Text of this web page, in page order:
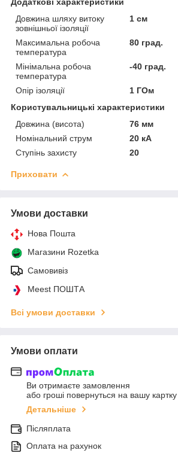
Довжина шляху витоку
зовнішньої ізоляції
1 см
Максимальна робоча
температура
80 град.
Мінімальна робоча
температура
-40 град.
Опір ізоляції
1 ГОм
Користувальницькі характеристики
Довжина (висота)
76 мм
Номінальний струм
20 кА
Ступінь захисту
20
Приховати
Умови доставки
Нова Пошта
Магазини Rozetka
Самовивіз
Meest ПОШТА
Всі умови доставки
Умови оплати
Ви отримаєте замовлення
або гроші повернуться на вашу картку
Детальніше
Післяплата
Оплата на рахунок